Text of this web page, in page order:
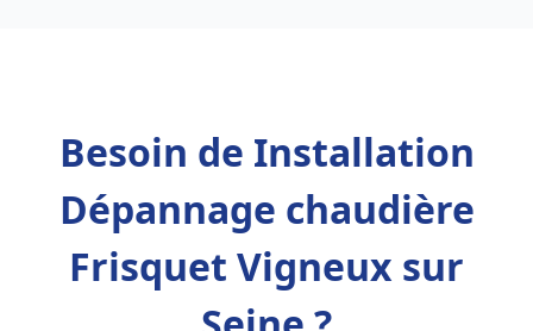
Besoin de Installation
Dépannage chaudière
Frisquet Vigneux sur